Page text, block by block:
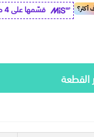
قسّمها على 4 دفعات ابتداء من
القطعة